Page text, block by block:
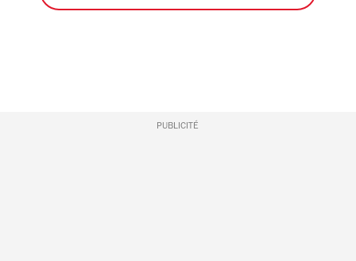
PUBLICITÉ